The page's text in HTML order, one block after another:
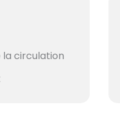
circulation